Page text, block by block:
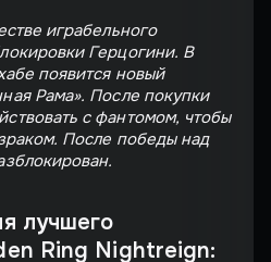
играбельного
Герцогини. В
появится новый
Рама». После покупки
с фантомом, чтобы
После победы над
лучшего
Ring Nightreign: